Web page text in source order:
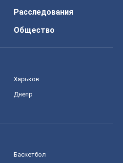
Расследования
Общество
Харьков
Днепр
Баскетбол